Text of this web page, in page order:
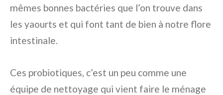
mêmes bonnes bactéries que l’on trouve dans
les yaourts et qui font tant de bien à notre flore
intestinale.
Ces probiotiques, c’est un peu comme une
équipe de nettoyage qui vient faire le ménage